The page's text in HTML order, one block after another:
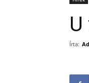
Írta: